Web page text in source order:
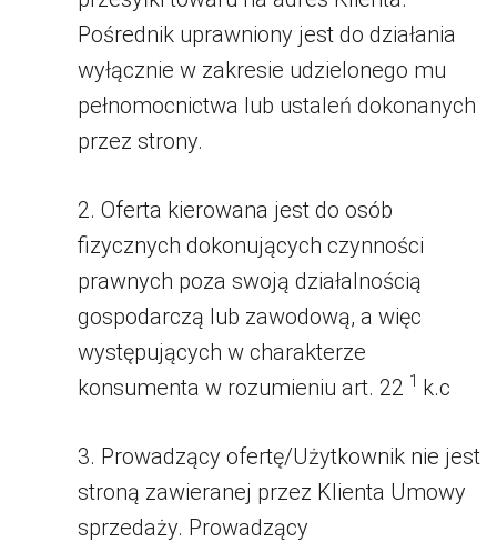
Pośrednik uprawniony jest do działania
wyłącznie w zakresie udzielonego mu
pełnomocnictwa lub ustaleń dokonanych
przez strony.
2. Oferta kierowana jest do osób
fizycznych dokonujących czynności
prawnych poza swoją działalnością
gospodarczą lub zawodową, a więc
występujących w charakterze
konsumenta w rozumieniu art. 22 1 k.c
3. Prowadzący ofertę/Użytkownik nie jest
stroną zawieranej przez Klienta Umowy
sprzedaży. Prowadzący